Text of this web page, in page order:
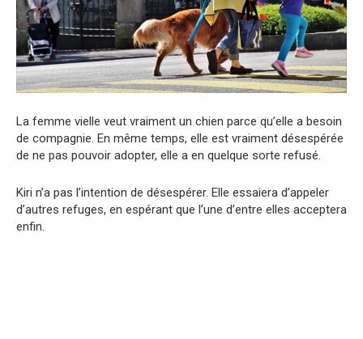
La femme vielle veut vraiment un chien parce qu’elle a besoin
de compagnie. En même temps, elle est vraiment désespérée
de ne pas pouvoir adopter, elle a en quelque sorte refusé.
Kiri n’a pas l’intention de désespérer. Elle essaiera d’appeler
d’autres refuges, en espérant que l’une d’entre elles acceptera
enfin.